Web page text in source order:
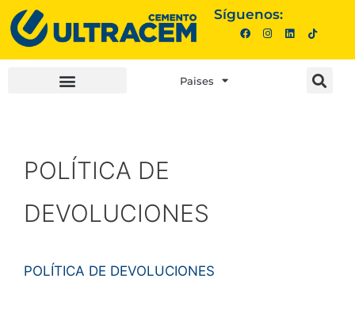
Síguenos:
Paises
POLÍTICA DE
DEVOLUCIONES
POLÍTICA DE DEVOLUCIONES